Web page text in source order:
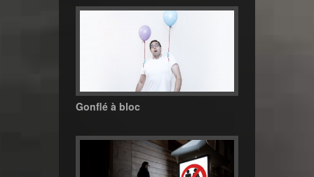
Gonflé à bloc